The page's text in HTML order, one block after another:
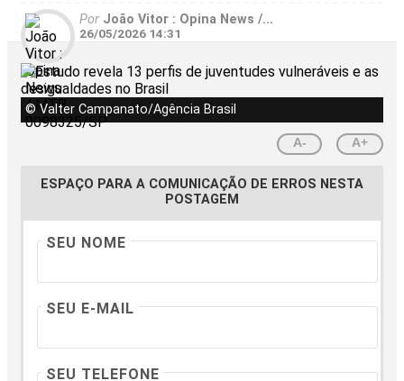
Por João Vitor : Opina News /...
26/05/2026 14:31
© Valter Campanato/Agência Brasil
A- A+
ESPAÇO PARA A COMUNICAÇÃO DE ERROS NESTA
POSTAGEM
SEU NOME
SEU E-MAIL
SEU TELEFONE